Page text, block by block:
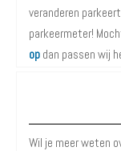
veranderen
parkeermeter!
op dan passen wij
Wil je meer weten